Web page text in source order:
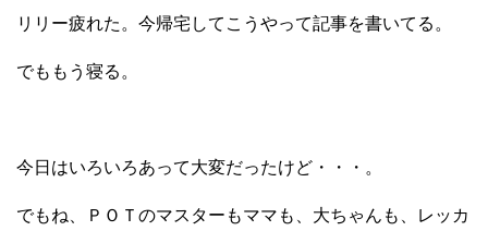
リリー疲れた。今帰宅してこうやって記事を書いてる。
でももう寝る。
今日はいろいろあって大変だったけど・・・。
でもね、ＰＯＴのマスターもママも、大ちゃんも、レッカ